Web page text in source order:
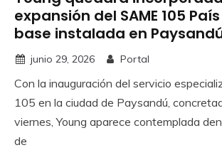
expansión del SAME 105
base instalada en
junio 29, 2026 Portal
Con la inauguración del servicio
105 en la ciudad de Paysandú,
viernes, Young aparece contemplada
de